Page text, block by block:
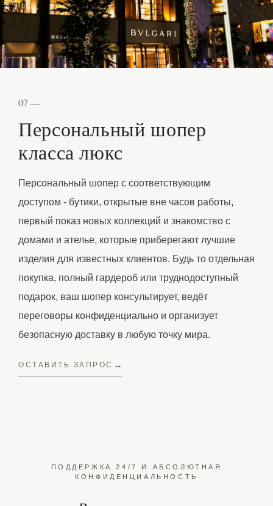
07 —
Персональный шопер
класса люкс
Персональный шопер с соответствующим
доступом - бутики, открытые вне часов работы,
первый показ новых коллекций и знакомство с
домами и ателье, которые приберегают лучшие
изделия для известных клиентов. Будь то отдельная
покупка, полный гардероб или труднодоступный
подарок, ваш шопер консультирует, ведёт
переговоры конфиденциально и организует
безопасную доставку в любую точку мира.
ОСТАВИТЬ ЗАПРОС
ПОДДЕРЖКА 24/7 И АБСОЛЮТНАЯ
КОНФИДЕНЦИАЛЬНОСТЬ